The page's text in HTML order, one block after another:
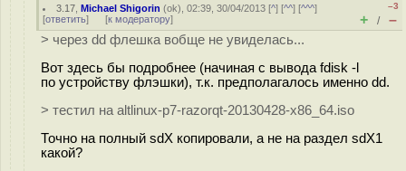
3.17 ,Michael Shigorin (ok), 02:39, 30/04/2013 [^] [^^] [^^^]
[ответить] [к модератору]
–3
+ / –
> через dd флешка вобще не увиделась...
Вот здесь бы подробнее (начиная с вывода fdisk -l
по устройству флэшки), т.к. предполагалось именно dd.
> тестил на altlinux-p7-razorqt-20130428-x86_64.iso
Точно на полный sdX копировали, а не на раздел sdX1
какой?